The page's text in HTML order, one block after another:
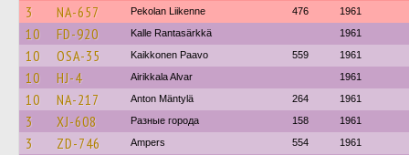
3 NA-657 Pekolan Liikenne 476 1961
10 FD-920 Kalle Rantasärkkä 1961
10 OSA-35 Kaikkonen Paavo 559 1961
10 HJ-4 Airikkala Alvar 1961
10 NA-217 Anton Mäntylä 264 1961
3 XJ-608 Разные города 158 1961
3 ZD-746 Ampers 554 1961